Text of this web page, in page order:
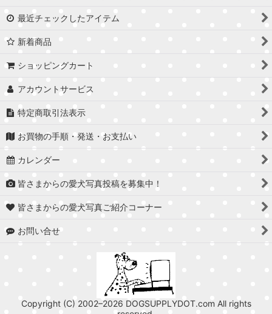
最近チェックしたアイテム
新着商品
ショッピングカート
アカウントサービス
特定商取引法表示
お買物の手順・発送・お支払い
カレンダー
皆さまからの愛犬写真投稿を募集中！
皆さまからの愛犬写真ご紹介コーナー
お問い合せ
Copyright (C) 2002–2026 DOGSUPPLYDOT.com All rights